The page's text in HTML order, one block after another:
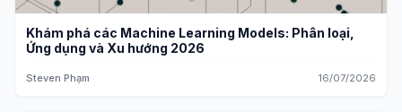
Khám phá các Machine Learning Models: Phân loại,
Ứng dụng và Xu hướng 2026
Steven Phạm 16/07/2026